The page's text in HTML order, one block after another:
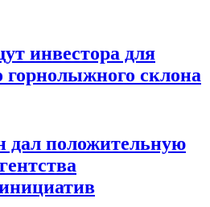
инвестора для
горнолыжного склона
дал положительную